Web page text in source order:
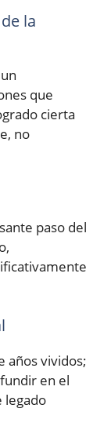
la
que
cierta
no
paso del
años vividos;
en el
legado